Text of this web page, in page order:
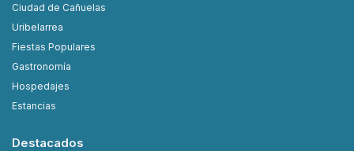
Ciudad de Cañuelas
Uribelarrea
Fiestas Populares
Gastronomía
Hospedajes
Estancias
Destacados